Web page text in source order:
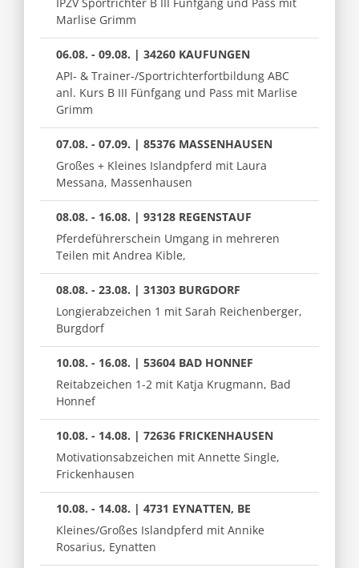
Marlise Grimm
06.08. - 09.08. | 34260 KAUFUNGEN
API- & Trainer-/Sportrichterfortbildung ABC
anl. Kurs B III Fünfgang und Pass mit Marlise
Grimm
07.08. - 07.09. | 85376 MASSENHAUSEN
Großes + Kleines Islandpferd mit Laura
Messana, Massenhausen
08.08. - 16.08. | 93128 REGENSTAUF
Pferdeführerschein Umgang in mehreren
Teilen mit Andrea Kible,
08.08. - 23.08. | 31303 BURGDORF
Longierabzeichen 1 mit Sarah Reichenberger,
Burgdorf
10.08. - 16.08. | 53604 BAD HONNEF
Reitabzeichen 1-2 mit Katja Krugmann, Bad
Honnef
10.08. - 14.08. | 72636 FRICKENHAUSEN
Motivationsabzeichen mit Annette Single,
Frickenhausen
10.08. - 14.08. | 4731 EYNATTEN, BE
Kleines/Großes Islandpferd mit Annike
Rosarius, Eynatten